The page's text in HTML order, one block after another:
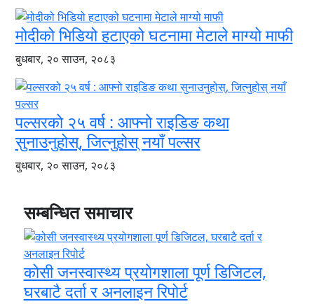
मोदीको भिडियो हटाएको घटनामा मेटाले माग्यो माफी
बुधबार, २० साउन, २०८३
पल्सरको २५ वर्ष : आफ्नो राइडिङ कथा
सुनाउनुहोस्, जित्नुहोस् नयाँ पल्सर
बुधबार, २० साउन, २०८३
सम्बन्धित समाचार
कोसी जनस्वास्थ्य प्रयोगशाला पूर्ण डिजिटल,
घरबाटै दर्ता र अनलाइन रिपोर्ट